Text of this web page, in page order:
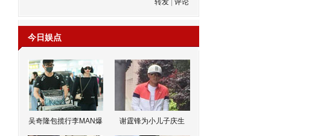
转发
评论
今日娱点
吴奇隆包揽行李MAN爆 谢霆锋为小儿子庆生